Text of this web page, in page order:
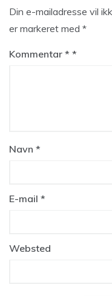
Din e-mailadresse vil
er markeret med *
Kommentar *
Navn *
E-mail *
Websted